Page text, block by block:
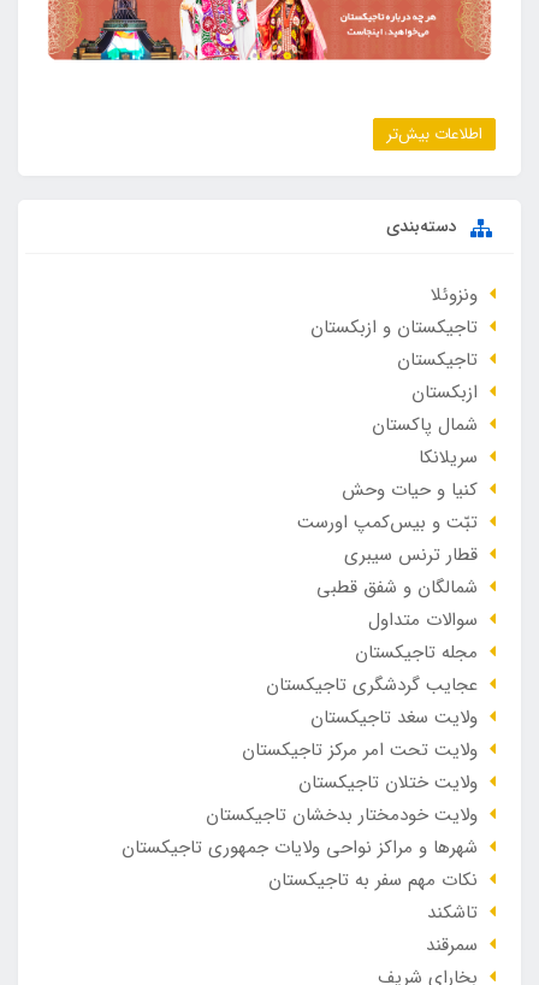
اطلاعات بیش‌تر
دسته‌بندی
ونزوئلا
تاجیکستان و ازبکستان
تاجیکستان
ازبکستان
شمال پاکستان
سریلانکا
کنیا و حیات وحش
تبّت و بیس‌کمپ اورست
قطار ترنس سیبری
شمالگان و شفق قطبی
سوالات متداول
مجله تاجیکستان
عجایب گردشگری تاجیکستان
ولایت سغد تاجیکستان
ولایت تحت امر مرکز تاجیکستان
ولایت ختلان تاجیکستان
ولایت خودمختار بدخشان تاجیکستان
شهرها و مراکز نواحی ولایات جمهوری تاجیکستان
نکات مهم سفر به تاجیکستان
تاشکند
سمرقند
بخارای شریف